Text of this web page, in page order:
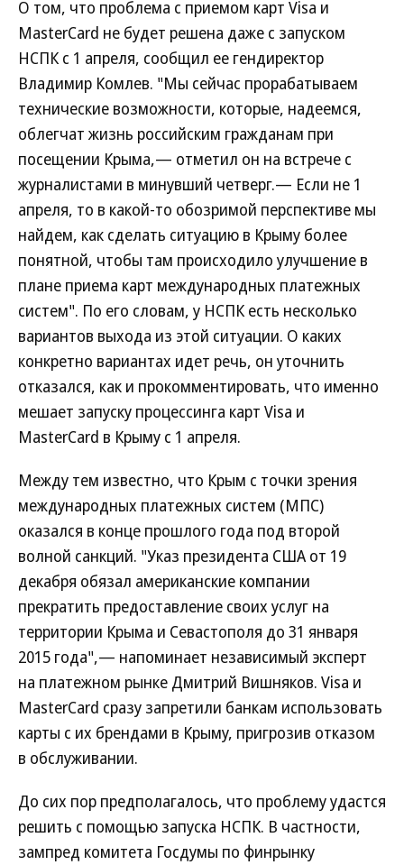
О том, что проблема с приемом карт Visa и
MasterCard не будет решена даже с запуском
НСПК с 1 апреля, сообщил ее гендиректор
Владимир Комлев. "Мы сейчас прорабатываем
технические возможности, которые, надеемся,
облегчат жизнь российским гражданам при
посещении Крыма,— отметил он на встрече с
журналистами в минувший четверг.— Если не 1
апреля, то в какой-то обозримой перспективе мы
найдем, как сделать ситуацию в Крыму более
понятной, чтобы там происходило улучшение в
плане приема карт международных платежных
систем". По его словам, у НСПК есть несколько
вариантов выхода из этой ситуации. О каких
конкретно вариантах идет речь, он уточнить
отказался, как и прокомментировать, что именно
мешает запуску процессинга карт Visa и
MasterCard в Крыму с 1 апреля.
Между тем известно, что Крым с точки зрения
международных платежных систем (МПС)
оказался в конце прошлого года под второй
волной санкций. "Указ президента США от 19
декабря обязал американские компании
прекратить предоставление своих услуг на
территории Крыма и Севастополя до 31 января
2015 года",— напоминает независимый эксперт
на платежном рынке Дмитрий Вишняков. Visa и
MasterCard сразу запретили банкам использовать
карты с их брендами в Крыму, пригрозив отказом
в обслуживании.
До сих пор предполагалось, что проблему удастся
решить с помощью запуска НСПК. В частности,
зампред комитета Госдумы по финрынку